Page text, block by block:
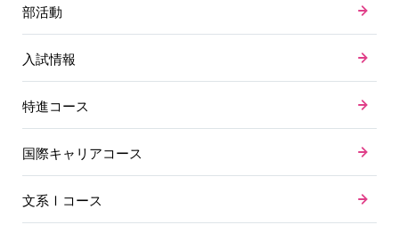
部活動
入試情報
特進コース
国際キャリアコース
文系Ⅰコース